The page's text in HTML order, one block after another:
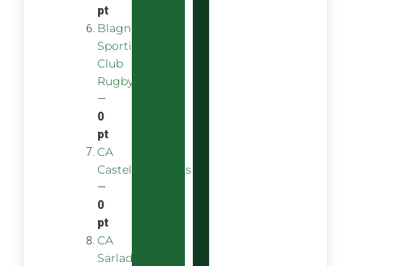
pt
Blagnac
Sporting
Club
Rugby
—
0
pt
CA
Castelsarrasinois
—
0
pt
CA
Sarladais